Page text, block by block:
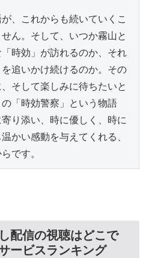
、これからも続いていくこ
ん。そして、いつか霧山と
時効」が訪れるのか、それ
追いかけ続けるのか。その
そして楽しみに待ちたいと
「時効警察」という物語
り添い、時に優しく、時に
かい感動を与えてくれる、
です。
配信の視聴はどこで
ービスランキング